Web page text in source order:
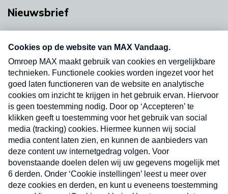
Nieuwsbrief
nieuwsbrief. Elke vrijdag- en dinsdagochtend in
uw mailbox.
Verzend
Nieuwsbrief